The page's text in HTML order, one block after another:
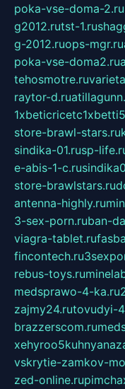
poka-vse-doma-2.ru
g2012.rutst-1.ru
g-2012.ruops-mgr.ru
poka-vse-doma2.ru
tehosmotre.ru
raytor-d.ru
store-brawl-stars.ru
sindika-01.rusp-
e-abis-1-c.ru
store-brawlstars.ru
antenna-highly.ru
3-sex-porn.ruban-
viagra-tablet.ru
fincontech.ru
rebus-toys.ru
medsprawo-4-ka.ru
zajmy24.rutovudyi-
brazzerscom.ru
vskrytie-zamkov-
zed-online.ru